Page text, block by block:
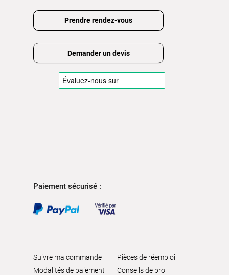
Prendre rendez-vous
Demander un devis
Paiement sécurisé :
Suivre ma commande
Modalités de paiement
Pièces de réemploi
Conseils de pro